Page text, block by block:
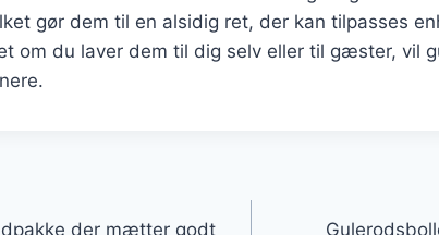
gør dem til en alsidig ret, der kan tilpasses
om du laver dem til dig selv eller til gæster, vil
der mætter godt